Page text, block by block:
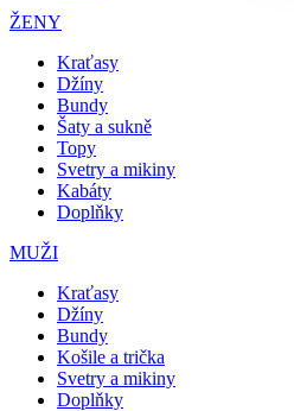
ŽENY
Kraťasy
Džíny
Bundy
Šaty a sukně
Topy
Svetry a mikiny
Kabáty
Doplňky
MUŽI
Kraťasy
Džíny
Bundy
Košile a trička
Svetry a mikiny
Doplňky